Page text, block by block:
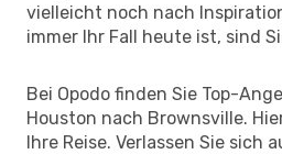
vielleicht noch nach
immer Ihr Fall heute ist, sind
Bei Opodo finden Sie Top-
Houston nach Brownsville.
Ihre Reise. Verlassen Sie sich